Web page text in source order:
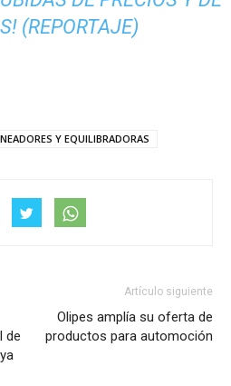
(REPORTAJE)
Y EQUILIBRADORAS
de
Artículo siguiente
Olipes amplía su oferta de
productos para automoción